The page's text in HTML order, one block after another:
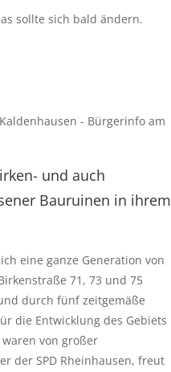
sollte sich bald ändern.
- Bürgerinfo am
und auch
Bauruinen in ihrem
eine ganze Generation von
71, 73 und 75
durch fünf zeitgemäße
die Entwicklung des Gebiets
von großer
der SPD Rheinhausen, freut